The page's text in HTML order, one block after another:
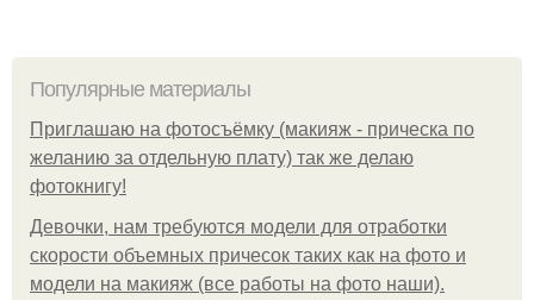
Популярные материалы
Приглашаю на фотосъёмку (макияж - прическа по
желанию за отдельную плату) так же делаю
фотокнигу!
Девочки, нам требуются модели для отработки
скорости объемных причесок таких как на фото и
модели на макияж (все работы на фото наши).